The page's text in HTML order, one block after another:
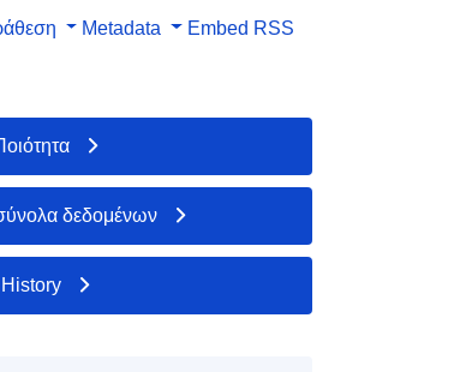
Metadata Embed RSS
δεδομένων
History